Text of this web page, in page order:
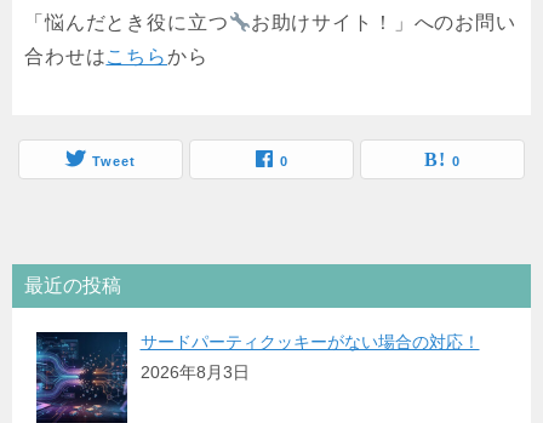
「悩んだとき役に立つ
お助けサイト！」へのお問い
合わせはこちらから
Tweet 0 0
最近の投稿
サードパーティクッキーがない場合の対応！
2026年8月3日